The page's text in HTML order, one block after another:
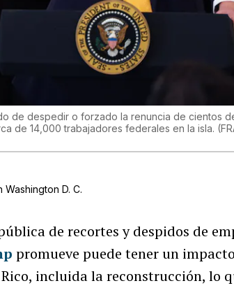
de despedir o forzado la renuncia de cientos
de 14,000 trabajadores federales en la isla. (
D. C.
de recortes y despidos de
promueve puede tener un
incluida la reconstrucción, lo